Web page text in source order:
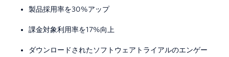
製品採用率を30%アップ
課金対象利用率を17%向上
ダウンロードされたソフトウェアトライアルのエンゲー